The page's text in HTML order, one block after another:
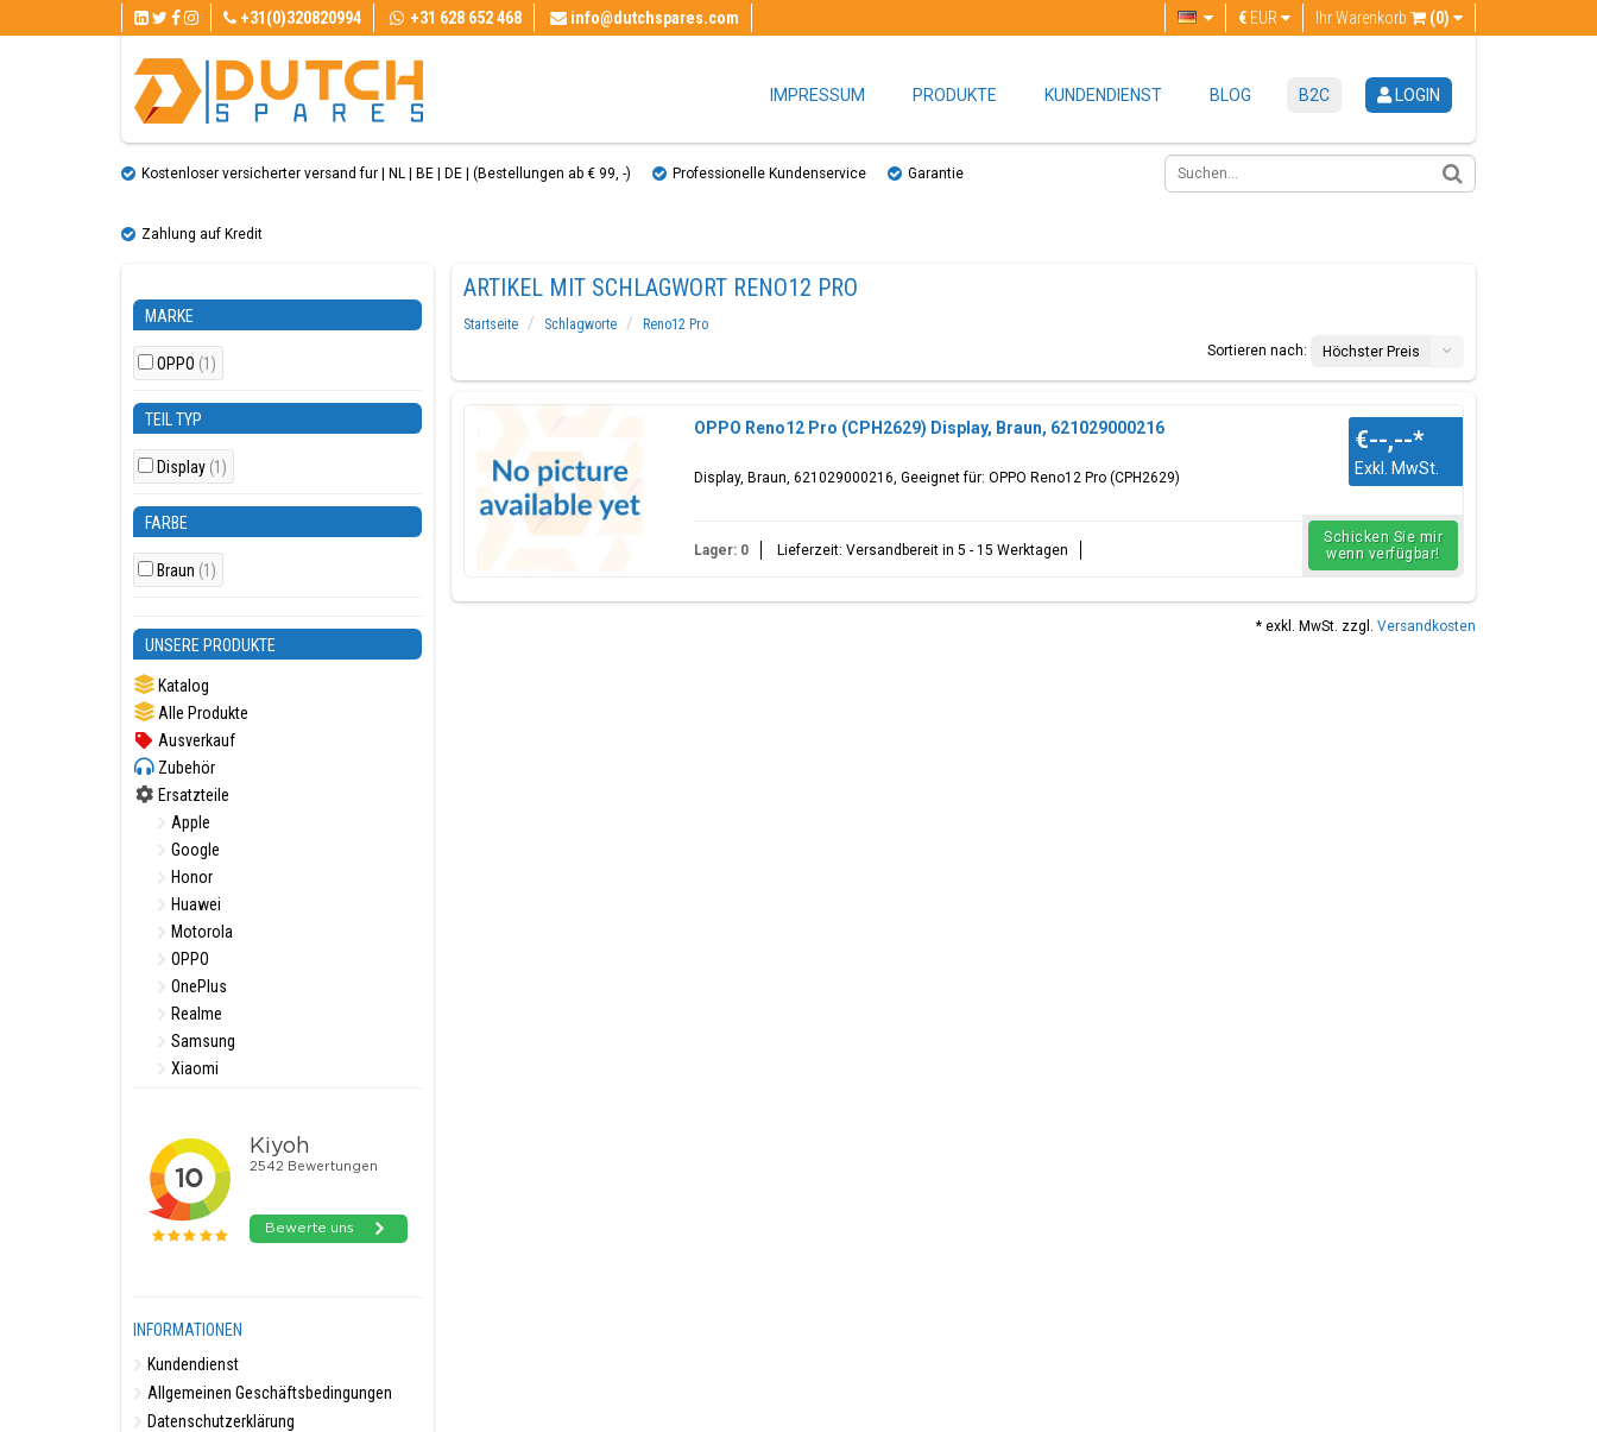
+31(0)320820994 +31 628 652 468 info@dutchspares.com Ihr Warenkorb (0)
€ EUR
IMPRESSUM PRODUKTE KUNDENDIENST BLOG B2C LOGIN
Kostenloser versicherter versand fur | NL | BE | DE | (Bestellungen ab € 99, ​​-) Professionelle Kundenservice Garantie
Zahlung auf Kredit
MARKE
OPPO (1)
TEIL TYP
Display (1)
FARBE
Braun (1)
UNSERE PRODUKTE
Katalog
Alle Produkte
Ausverkauf
Zubehör
Ersatzteile
Apple
Google
Honor
Huawei
Motorola
OPPO
OnePlus
Realme
Samsung
Xiaomi
INFORMATIONEN
Kundendienst
Allgemeinen Geschäftsbedingungen
Datenschutzerklärung
ARTIKEL MIT SCHLAGWORT RENO12 PRO
Startseite Schlagworte
Reno12 Pro
Sortieren nach:
Höchster Preis
OPPO Reno12 Pro (CPH2629) Display, Braun, 621029000216
Display, Braun, 621029000216, Geeignet für: OPPO Reno12 Pro (CPH2629)
€--,--*
Exkl. MwSt.
Lager: 0 Lieferzeit: Versandbereit in 5 - 15 Werktagen
Schicken Sie mir
wenn verfügbar!
* exkl. MwSt. zzgl. Versandkosten